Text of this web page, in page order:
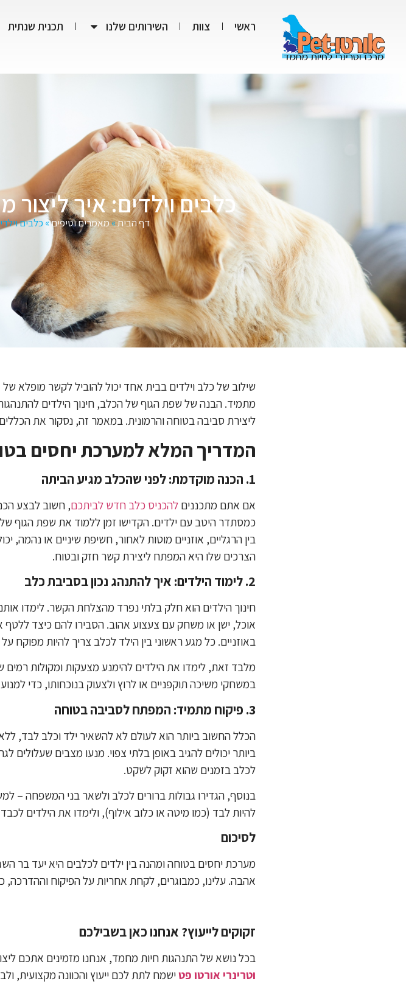
ראשי צוות השירותים שלנו תכנית שנתית
כלבים וילדים: איך
דף הבית»מאמרים וטיפים» כלבים
שילוב של כלב וילדים בבית אחד יכול להוביל לקשר מופלא
מתמיד. הבנה של שפת הגוף של הכלב, חינוך הילדים
ליצירת סביבה בטוחה והרמונית. במאמר זה, נסקור את
המדריך המלא למערכת יחסים
1. הכנה מוקדמת: לפני שהכלב מגיע הביתה
אם אתם מתכננים להכניס כלב חדש לביתכם, חשוב לבצע
כמסתדר היטב עם ילדים. הקדישו זמן ללמוד את שפת הגוף של
בין הרגליים, אוזניים מוטות לאחור, חשיפת שיניים או נהמה,
הצרכים שלו היא המפתח ליצירת קשר חזק ובטוח.
2. לימוד הילדים: איך להתנהג נכון בסביבת כלב
חינוך הילדים הוא חלק בלתי נפרד מהצלחת הקשר. לימדו
אוכל, ישן או משחק עם צעצוע אהוב. הסבירו להם כיצד
באוזניים. כל מגע ראשוני בין הילד לכלב צריך להיות מפוקח על
מלבד זאת, לימדו את הילדים להימנע מצעקות ומקולות
במשחקי משיכה תוקפניים או לרוץ ולצעוק בנוכחותו, כדי
3. פיקוח מתמיד: המפתח לסביבה בטוחה
הכלל החשוב ביותר הוא לעולם לא להשאיר ילד וכלב לבד,
ביותר יכולים להגיב באופן בלתי צפוי. מנעו מצבים
לכלב בזמנים שהוא זקוק לשקט.
בנוסף, הגדירו גבולות ברורים לכלב ולשאר בני המשפחה –
להיות לבד (כמו מיטה או כלוב אילוף), ולימדו את הילדים
לסיכום
מערכת יחסים בטוחה ומהנה בין ילדים לכלבים היא יעד בר
אהבה. עלינו, כמבוגרים, לקחת אחריות על הפיקוח וההדרכה,
זקוקים לייעוץ? אנחנו כאן בשבילכם
בכל נושא של התנהגות חיות מחמד, אנחנו מזמינים אתכם
וטרינרי אורטו פטישמח לתת לכם ייעוץ והכוונה מקצועית,